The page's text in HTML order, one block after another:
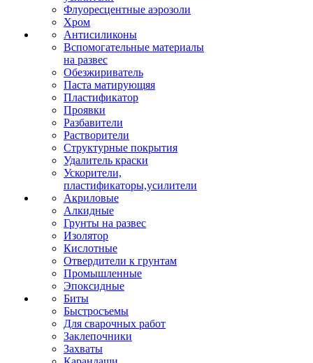
Флуоресцентные аэрозоли
Хром
Антисиликоны
Вспомогательные материалы
на развес
Обезжириватель
Паста матирующяя
Пластификатор
Проявки
Разбавители
Растворители
Структурные покрытия
Удалитель краски
Ускорители,
пластификаторы,усилители
Акриловые
Алкидные
Грунты на развес
Изолятор
Кислотные
Отвердители к грунтам
Промышленные
Эпоксидные
Биты
Быстросъемы
Для сварочных работ
Заклепочники
Захваты